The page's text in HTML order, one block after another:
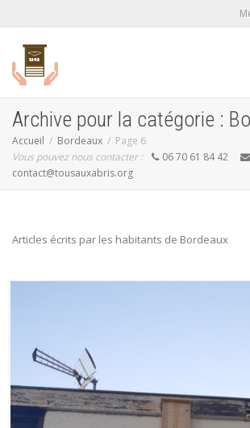
Archive pour la catégorie :
Accueil Bordeaux
Page 6
Vous pouvez nous contacter :
06 70 61 84 42
contact@tousauxabris.org
Articles écrits par les habitants de Bordeaux